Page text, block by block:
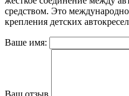
средством. Это
крепления детских
Ваше имя:
Ваш отзыв